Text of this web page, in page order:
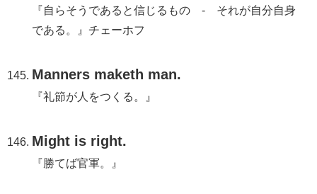
『自らそうであると信じるもの - それが自分自身
である。』チェーホフ
Manners maketh man.
『礼節が人をつくる。』
Might is right.
『勝てば官軍。』